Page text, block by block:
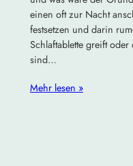
einen oft zur Nacht
festsetzen und darin
Schlaftablette greift oder
sind…
Mehr lesen »